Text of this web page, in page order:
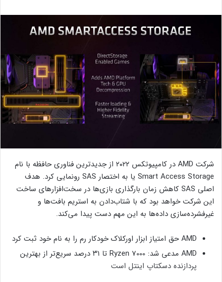
شرکت AMD در کامپیوتکس ۲۰۲۲ از جدیدترین فناوری حافظه با نام
Smart Access Storage یا به اختصار SAS رونمایی کرد. هدف
اصلی SAS کاهش زمان بارگذاری بازی‌ها در سخت‌افزارهای ساخت
این شرکت خواهد بود که با شتاب‌دادن به استریم بافت‌ها و
غیرفشرده‌سازی داده‌ها به این مهم دست پیدا می‌کند.
AMD حق امتیاز ابزار اورکلاک خودکار رم را به نام خود ثبت کرد
AMD مدعی شد: Ryzen 7000 تا ۳۱ درصد سریع‌تر از بهترین
پردازنده دسکتاپ اینتل است